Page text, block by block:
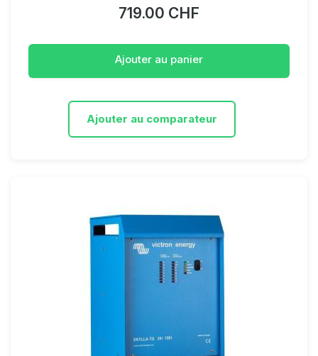
719.00 CHF
Ajouter au panier
Ajouter au comparateur